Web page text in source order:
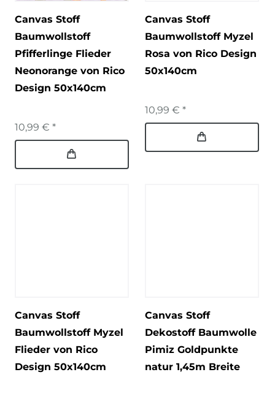
Canvas Stoff
Baumwollstoff
Pfifferlinge Flieder
Neonorange von Rico
Design 50x140cm
10,99 € *
Canvas Stoff
Baumwollstoff Myzel
Rosa von Rico Design
50x140cm
10,99 € *
Canvas Stoff
Baumwollstoff Myzel
Flieder von Rico
Design 50x140cm
Canvas Stoff
Dekostoff Baumwolle
Pimiz Goldpunkte
natur 1,45m Breite